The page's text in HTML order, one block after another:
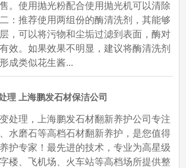
。使用抛光粉配合使用抛光机可以清除
：推荐使用两组份的酶清洗剂，其能够
，可以将污物和尘垢过滤到表面，酶对
效。如果效果不明显，建议将酶清洗剂
成类似花生酱...
理 上海鹏发石材保洁公司
处理，上海鹏发石材翻新养护公司专注
水磨石等高档石材翻新养护，是您值得
护专家！最先进的技术，专业为高星级
楼、飞机场、火车站等高档场所提供整